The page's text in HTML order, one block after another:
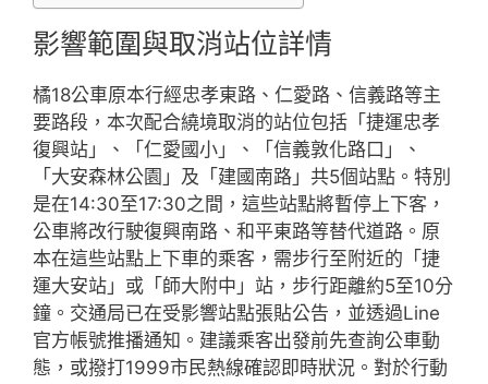
影響範圍與取消站位詳情
橘18公車原本行經忠孝東路、仁愛路、信義路等主
要路段，本次配合繞境取消的站位包括「捷運忠孝
復興站」、「仁愛國小」、「信義敦化路口」、
「大安森林公園」及「建國南路」共5個站點。特別
是在14:30至17:30之間，這些站點將暫停上下客，
公車將改行駛復興南路、和平東路等替代道路。原
本在這些站點上下車的乘客，需步行至附近的「捷
運大安站」或「師大附中」站，步行距離約5至10分
鐘。交通局已在受影響站點張貼公告，並透過Line
官方帳號推播通知。建議乘客出發前先查詢公車動
態，或撥打1999市民熱線確認即時狀況。對於行動